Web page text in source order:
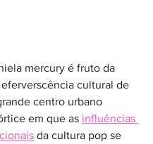
mercury é fruto da
eferverscência cultural de
centro urbano
em que as influências
da cultura pop se